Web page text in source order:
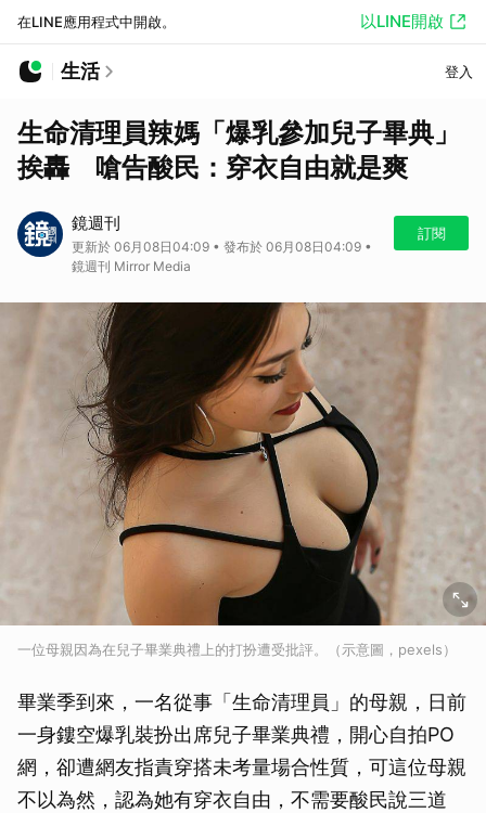
在LINE應用程式中開啟。 以LINE開啟
生活 登入
生命清理員辣媽「爆乳參加兒子畢典」
挨轟 嗆告酸民：穿衣自由就是爽
鏡週刊
更新於 06月08日04:09 • 發布於 06月08日04:09 •
鏡週刊 Mirror Media
訂閱
一位母親因為在兒子畢業典禮上的打扮遭受批評。（示意圖，pexels）
畢業季到來，一名從事「生命清理員」的母親，日前
一身鏤空爆乳裝扮出席兒子畢業典禮，開心自拍PO
網，卻遭網友指責穿搭未考量場合性質，可這位母親
不以為然，認為她有穿衣自由，不需要酸民說三道